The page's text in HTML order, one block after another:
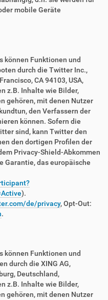
mobile Geräte
können Funktionen und
durch die Twitter Inc.,
CA 94103, USA,
z.B. Inhalte wie Bilder,
gehören, mit denen Nutzer
den Verfassern der
können. Sofern die
sind, kann Twitter den
den dortigen Profilen der
Privacy-Shield-Abkommen
Garantie, das europäische
).
de/privacy, Opt-Out:
.
können Funktionen und
durch die XING AG,
Deutschland,
z.B. Inhalte wie Bilder,
gehören, mit denen Nutzer